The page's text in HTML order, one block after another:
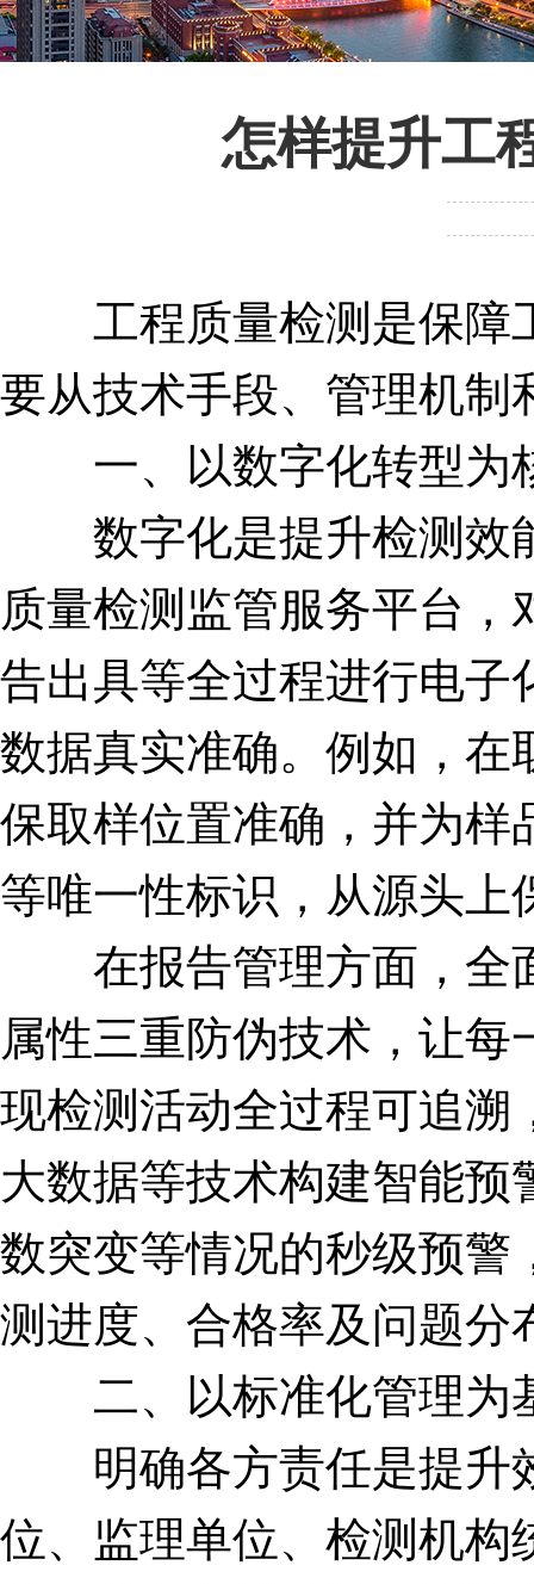
怎样提升工
工程质量检测是保障工
要从技术手段、管理机制
一、以数字化转型为
数字化是提升检测效
质量检测监管服务平台
告出具等全过程进行电子
数据真实准确。例如，在
保取样位置准确，并为样
等唯一性标识，从源头上
在报告管理方面，全
属性三重防伪技术，让每
现检测活动全过程可追溯
大数据等技术构建智能
数突变等情况的秒级预警
测进度、合格率及问题分
二、以标准化管理为
明确各方责任是提升
位、监理单位、检测机构